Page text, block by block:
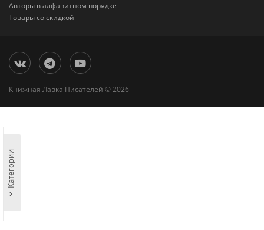
Авторы в алфавитном порядке
Товары со скидкой
Книжная Лавка Писателей © 2026
Категории